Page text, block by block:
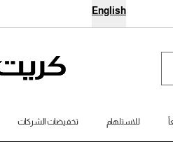
English
للاستلهام تخفيضات الشركات